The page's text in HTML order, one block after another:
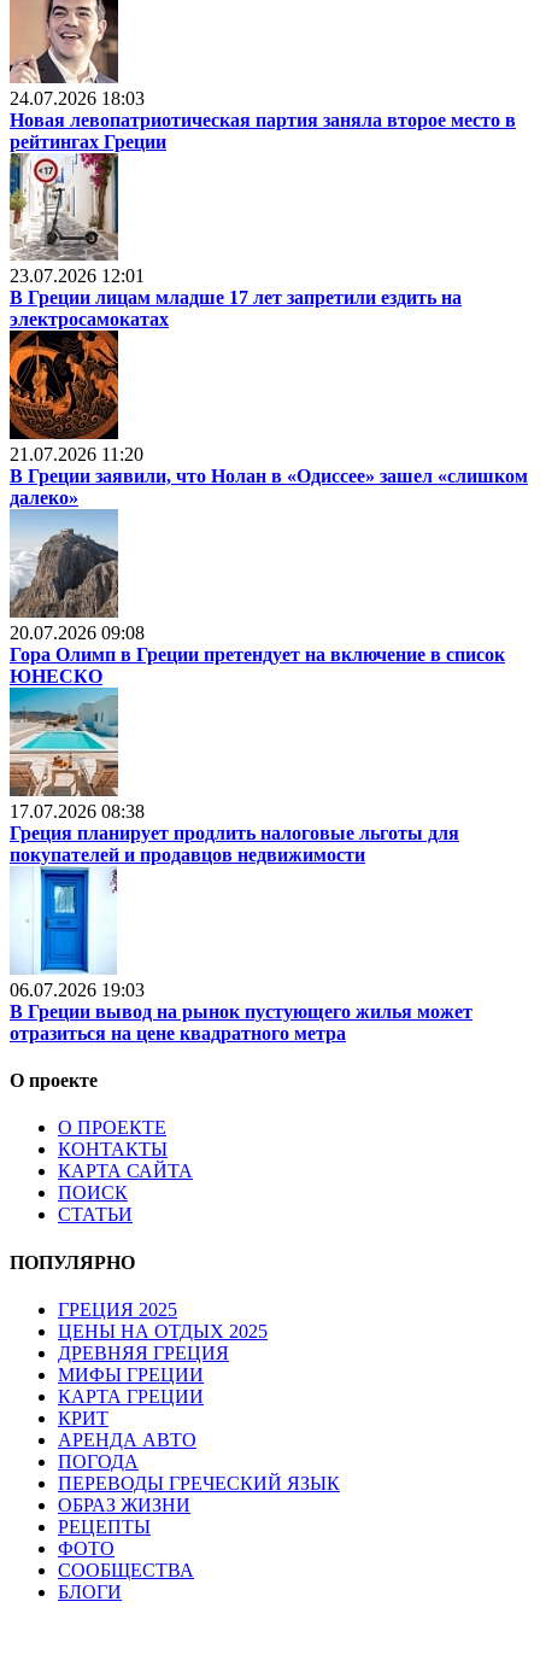
24.07.2026 18:03
Новая левопатриотическая партия заняла второе место в
рейтингах Греции
23.07.2026 12:01
В Греции лицам младше 17 лет запретили ездить на
электросамокатах
21.07.2026 11:20
В Греции заявили, что Нолан в «Одиссее» зашел «слишком
далеко»
20.07.2026 09:08
Гора Олимп в Греции претендует на включение в список
ЮНЕСКО
17.07.2026 08:38
Греция планирует продлить налоговые льготы для
покупателей и продавцов недвижимости
06.07.2026 19:03
В Греции вывод на рынок пустующего жилья может
отразиться на цене квадратного метра
О проекте
О ПРОЕКТЕ
КОНТАКТЫ
КАРТА САЙТА
ПОИСК
СТАТЬИ
ПОПУЛЯРНО
ГРЕЦИЯ 2025
ЦЕНЫ НА ОТДЫХ 2025
ДРЕВНЯЯ ГРЕЦИЯ
МИФЫ ГРЕЦИИ
КАРТА ГРЕЦИИ
КРИТ
АРЕНДА АВТО
ПОГОДА
ПЕРЕВОДЫ ГРЕЧЕСКИЙ ЯЗЫК
ОБРАЗ ЖИЗНИ
РЕЦЕПТЫ
ФОТО
СООБЩЕСТВА
БЛОГИ